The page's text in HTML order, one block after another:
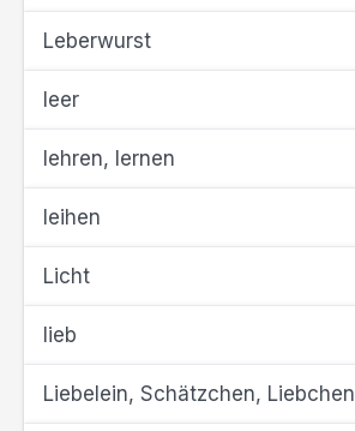
Leberwurst
leer
lehren, lernen
leihen
Licht
lieb
Liebelein, Schätzchen, Liebchen